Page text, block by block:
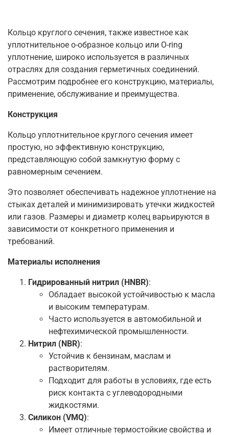
Кольцо круглого сечения, также известное как
уплотнительное о-образное кольцо или O-ring
уплотнение, широко используется в различных
отраслях для создания герметичных соединений.
Рассмотрим подробнее его конструкцию, материалы,
применение, обслуживание и преимущества.
Конструкция
Кольцо уплотнительное круглого сечения имеет
простую, но эффективную конструкцию,
представляющую собой замкнутую форму с
равномерным сечением.
Это позволяет обеспечивать надежное уплотнение на
стыках деталей и минимизировать утечки жидкостей
или газов. Размеры и диаметр колец варьируются в
зависимости от конкретного применения и
требований.
Материалы исполнения
Гидрированный нитрил (HNBR):
Обладает высокой устойчивостью к масла
и высоким температурам.
Часто используется в автомобильной и
нефтехимической промышленности.
Нитрил (NBR):
Устойчив к бензинам, маслам и
растворителям.
Подходит для работы в условиях, где есть
риск контакта с углеводородными
жидкостями.
Силикон (VMQ):
Имеет отличные термостойкие свойства и